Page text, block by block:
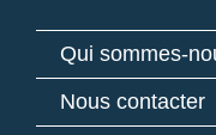
Qui sommes-
Nous contacter